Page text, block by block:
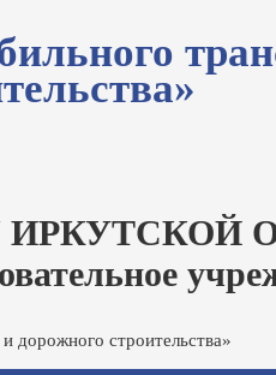
дорожного строительства»